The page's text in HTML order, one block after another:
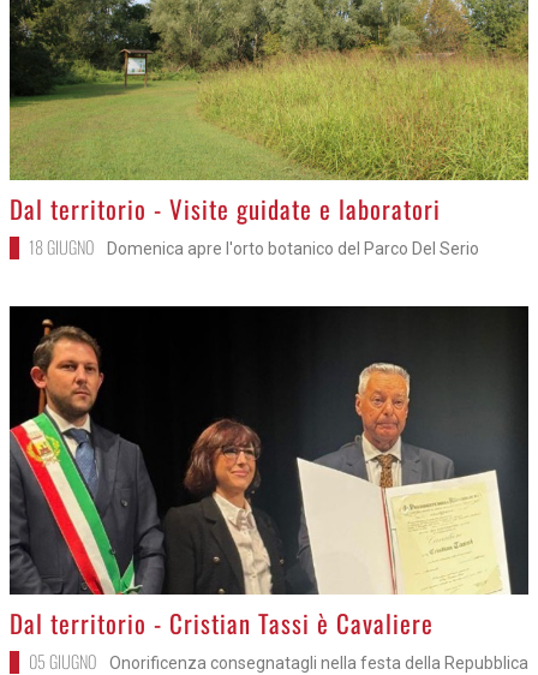
>
Dal territorio - Visite guidate e laboratori
18 GIUGNO Domenica apre l'orto botanico del Parco Del Serio
>
Dal territorio - Cristian Tassi è Cavaliere
05 GIUGNO Onorificenza consegnatagli nella festa della Repubblica